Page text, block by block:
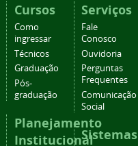
Cursos
Como
ingressar
Técnicos
Graduação
Pós-
graduação
Planejamento
Institucional
Serviços
Fale
Conosco
Ouvidoria
Perguntas
Frequentes
Comunicação
Social
Sistemas